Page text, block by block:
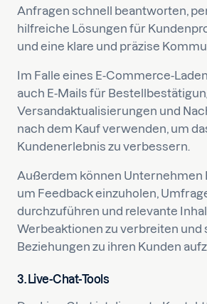
Anfragen schnell beantworten,
hilfreiche Lösungen für
und eine klare und präzise
Im Falle eines E-Commerce-
auch E-Mails für
Versandaktualisierungen und
nach dem Kauf verwenden, um
Kundenerlebnis zu verbessern.
Außerdem können Unternehmen
um Feedback einzuholen,
durchzuführen und relevante
Werbeaktionen zu verbreiten und
Beziehungen zu ihren Kunden
3. Live-Chat-Tools